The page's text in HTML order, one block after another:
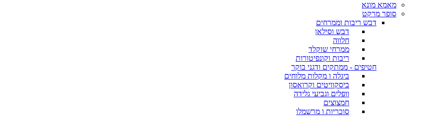
מאמא מונא
סופר מרקט
דבש ריבות וממרחים
דבש וסילאן
חלווה
ממרחי שוקלד
ריבות וקונפיטורות
חטיפים - ממתקים ודגני בוקר
ביגלה ו מקלות מלוחים
ביסקוויטים וקרואסון
וופלים וגביעי גלידה
חמצוצים
סוכריות ו מרשמלו